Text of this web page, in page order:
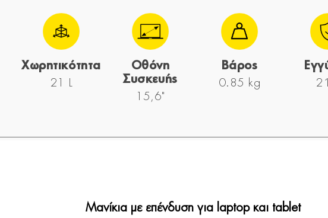
Χωρητικότητα
21 L
Οθόνη
Συσκευής
15,6"
Βάρος
0.85 kg
2
Μανίκια με επένδυση για laptop και tablet